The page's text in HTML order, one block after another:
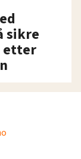
sikre
etter